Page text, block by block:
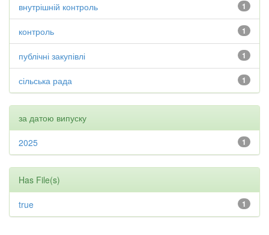
1
внутрішній контроль
1
контроль
1
публічні закупівлі
1
сільська рада
за датою випуску
1
2025
Has File(s)
1
true